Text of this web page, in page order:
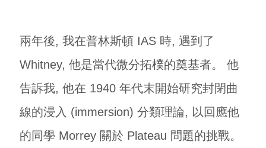
兩年後, 我在普林斯頓 IAS 時, 遇到了
Whitney, 他是當代微分拓樸的奠基者。 他
告訴我, 他在 1940 年代末開始研究封閉曲
線的浸入 (immersion) 分類理論, 以回應他
的同學 Morrey 關於 Plateau 問題的挑戰。